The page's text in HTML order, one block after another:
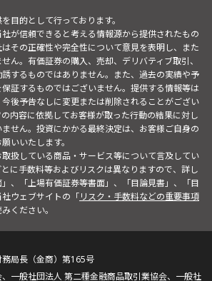
目的として行っております。
が信頼できると考える情報源から提供されたもの
その正確性や完全性について意見を表明し、また
ん。有価証券の購入、売却、デリバティブ取引、
するものではありません。また、過去の実績や予
証するものではございません。提供する情報等は
後予告なしに変更または削除されることがござい
内容に依拠してお客様が取った行動の結果に対し
せん。投資にかかる最終決定は、お客様ご自身の
いいたします。
扱している商品・サービス等について言及してい
に手数料等およびリスクは異なりますので、詳し
、「上場有価証券等書面」、「目論見書」、「目
ウェブサイトの「リスク・手数料などの重要事項
ください。
局長（金商）第165号
一般社団法人 第二種金融商品取引業協会、一般社